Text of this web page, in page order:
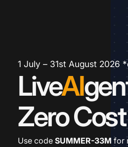
1 July – 31st August 2026
LiveAI
Zero Cost
Use code SUMMER-33M for